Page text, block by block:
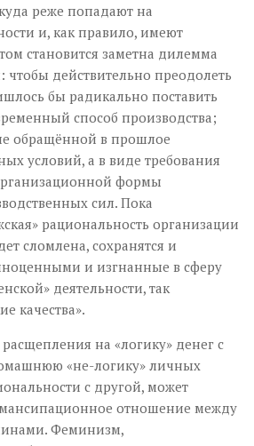
реже попадают на
и, как правило, имеют
становится заметна дилемма
действительно преодолеть
бы радикально поставить
способ производства;
обращённой в прошлое
условий, а в виде требования
формы
сил. Пока
рациональность организации
сломлена, сохранятся и
и изгнанные в сферу
деятельности, так
качества».
на «логику» денег с
«не-логику» личных
с другой, может
отношение между
Феминизм,